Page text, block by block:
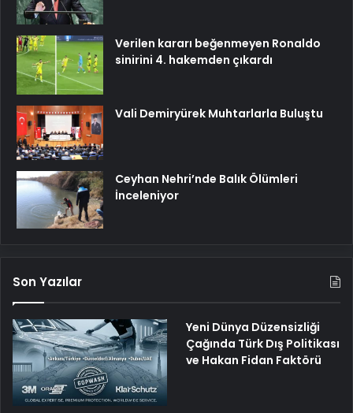
Verilen kararı beğenmeyen Ronaldo
sinirini 4. hakemden çıkardı
Vali Demiryürek Muhtarlarla Buluştu
Ceyhan Nehri’nde Balık Ölümleri
İnceleniyor
Son Yazılar
Yeni Dünya Düzensizliği
Çağında Türk Dış Politikası
ve Hakan Fidan Faktörü